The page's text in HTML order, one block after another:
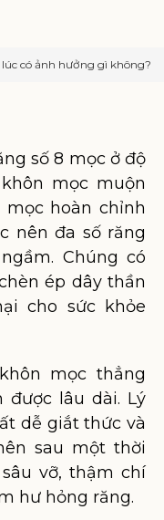
có ảnh hưởng gì không?
số 8 mọc ở độ
mọc muộn
hoàn chỉnh
nên đa số răng
Chúng có
ép dây thần
cho sức khỏe
mọc thẳng
được lâu dài. Lý
dễ giắt thức và
sau một thời
vỡ, thậm chí
hư hỏng răng.